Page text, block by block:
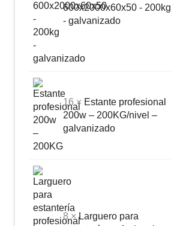
600x2000x60x50 - 200kg
- galvanizado
16 × Estante profesional
200w – 200KG/nivel –
galvanizado
8 × Larguero para